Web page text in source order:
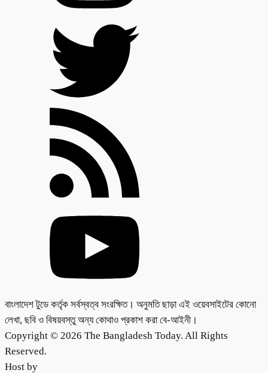
বাংলাদেশ টুডে কর্তৃক সর্বস্বত্ব সংরক্ষিত। অনুমতি ছাড়া এই ওয়েবসাইটের কোনো
লেখা, ছবি ও বিষয়বস্তু অন্য কোথাও প্রকাশ করা বে-আইনী।
Copyright © 2026 The Bangladesh Today. All Rights
Reserved.
Host by